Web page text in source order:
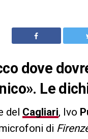
dove
Le
del Cagliari, Ivo
di